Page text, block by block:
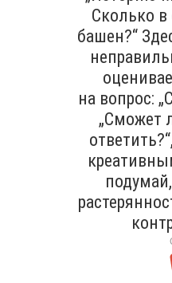
Сколько в
башен?“
на вопрос:
„Сможет